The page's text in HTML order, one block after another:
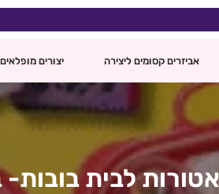
אביזרים קסומים ליצירה יצורים מופלאים
לבית